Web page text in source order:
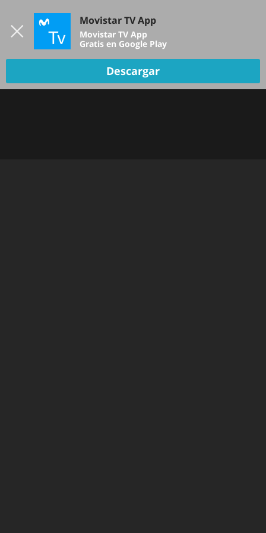
TV EN VIVO
Movistar TV App
Movistar TV App
Gratis en Google Play
Descargar